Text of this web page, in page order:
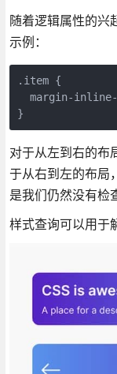
随着逻辑属性的兴
示例：
.item {
margin-
}
对于从左到右的
于从右到左的布局
是我们仍然没有检
样式查询可以用于